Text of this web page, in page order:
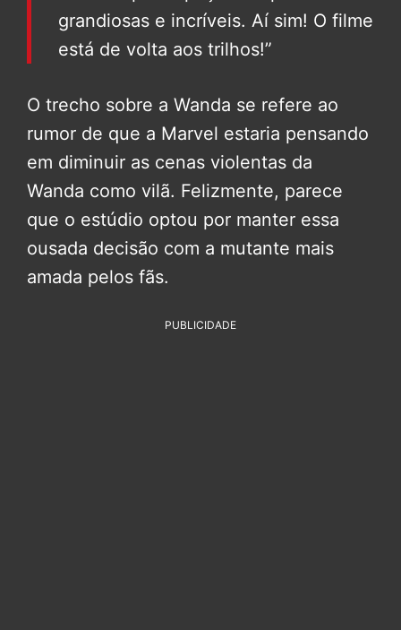
grandiosas e incríveis. Aí sim! O filme
está de volta aos trilhos!”
O trecho sobre a Wanda se refere ao
rumor de que a Marvel estaria pensando
em diminuir as cenas violentas da
Wanda como vilã. Felizmente, parece
que o estúdio optou por manter essa
ousada decisão com a mutante mais
amada pelos fãs.
PUBLICIDADE